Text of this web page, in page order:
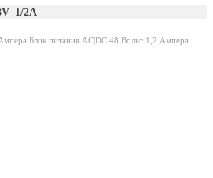
2A
питания AC|DC 48 Вольт 1,2 Ампера